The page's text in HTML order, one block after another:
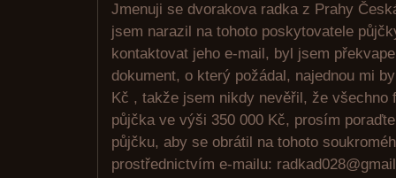
Jmenuji se dvorakova radka z Prahy
jsem narazil na tohoto poskytovatele
kontaktovat jeho e-mail, byl jsem
dokument, o který požádal, najednou mi
Kč , takže jsem nikdy nevěřil, že všechno
půjčka ve výši 350 000 Kč, prosím
půjčku, aby se obrátil na tohoto
prostřednictvím e-mailu: